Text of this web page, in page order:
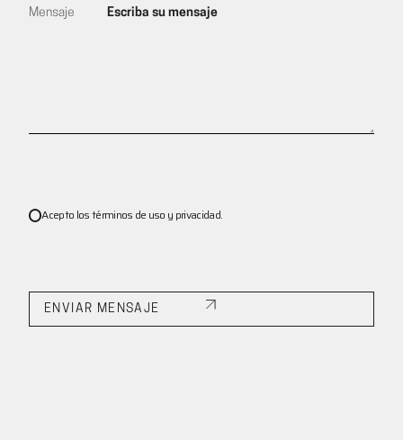
Mensaje
Acepto los términos de uso y privacidad.
ENVIAR MENSAJE